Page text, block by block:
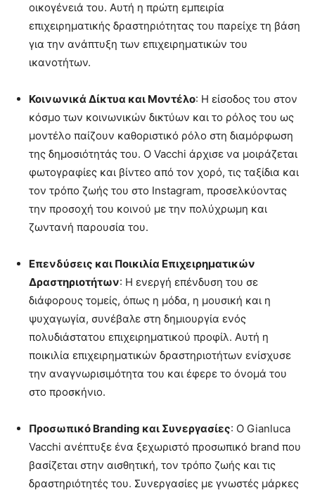
οικογένειά του. Αυτή η πρώτη εμπειρία
επιχειρηματικής δραστηριότητας του παρείχε τη βάση
για την ανάπτυξη των επιχειρηματικών του
ικανοτήτων.
Κοινωνικά Δίκτυα και Μοντέλο: Η είσοδος του στον
κόσμο των κοινωνικών δικτύων και το ρόλος του ως
μοντέλο παίζουν καθοριστικό ρόλο στη διαμόρφωση
της δημοσιότητάς του. Ο Vacchi άρχισε να μοιράζεται
φωτογραφίες και βίντεο από τον χορό, τις ταξίδια και
τον τρόπο ζωής του στο Instagram, προσελκύοντας
την προσοχή του κοινού με την πολύχρωμη και
ζωντανή παρουσία του.
Επενδύσεις και Ποικιλία Επιχειρηματικών
Δραστηριοτήτων: Η ενεργή επένδυση του σε
διάφορους τομείς, όπως η μόδα, η μουσική και η
ψυχαγωγία, συνέβαλε στη δημιουργία ενός
πολυδιάστατου επιχειρηματικού προφίλ. Αυτή η
ποικιλία επιχειρηματικών δραστηριοτήτων ενίσχυσε
την αναγνωρισιμότητα του και έφερε το όνομά του
στο προσκήνιο.
Προσωπικό Branding και Συνεργασίες: Ο Gianluca
Vacchi ανέπτυξε ένα ξεχωριστό προσωπικό brand που
βασίζεται στην αισθητική, τον τρόπο ζωής και τις
δραστηριότητές του. Συνεργασίες με γνωστές μάρκες